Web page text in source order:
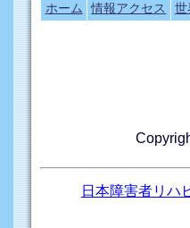
ホーム 情報アクセス 世
日本障害者リハ